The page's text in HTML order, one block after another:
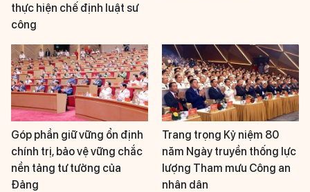
thực hiện chế định luật sư
công
Góp phần giữ vững ổn định
chính trị, bảo vệ vững chắc
nền tảng tư tưởng của
Đảng
Trang trọng Kỷ niệm 80
năm Ngày truyền thống lực
lượng Tham mưu Công an
nhân dân